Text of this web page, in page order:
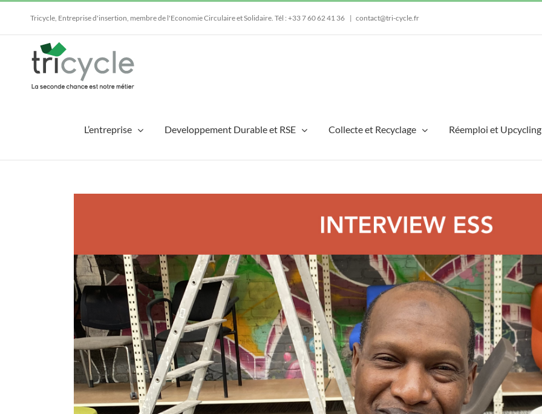
Tricycle, Entreprise d'insertion, membre de l'Economie Circulaire et Solidaire. Tél : +33 7 60 62 41 36 | contact@tri-cycle.fr
L’entreprise Developpement Durable et RSE Collecte et Recyclage Réemploi et Upcycling